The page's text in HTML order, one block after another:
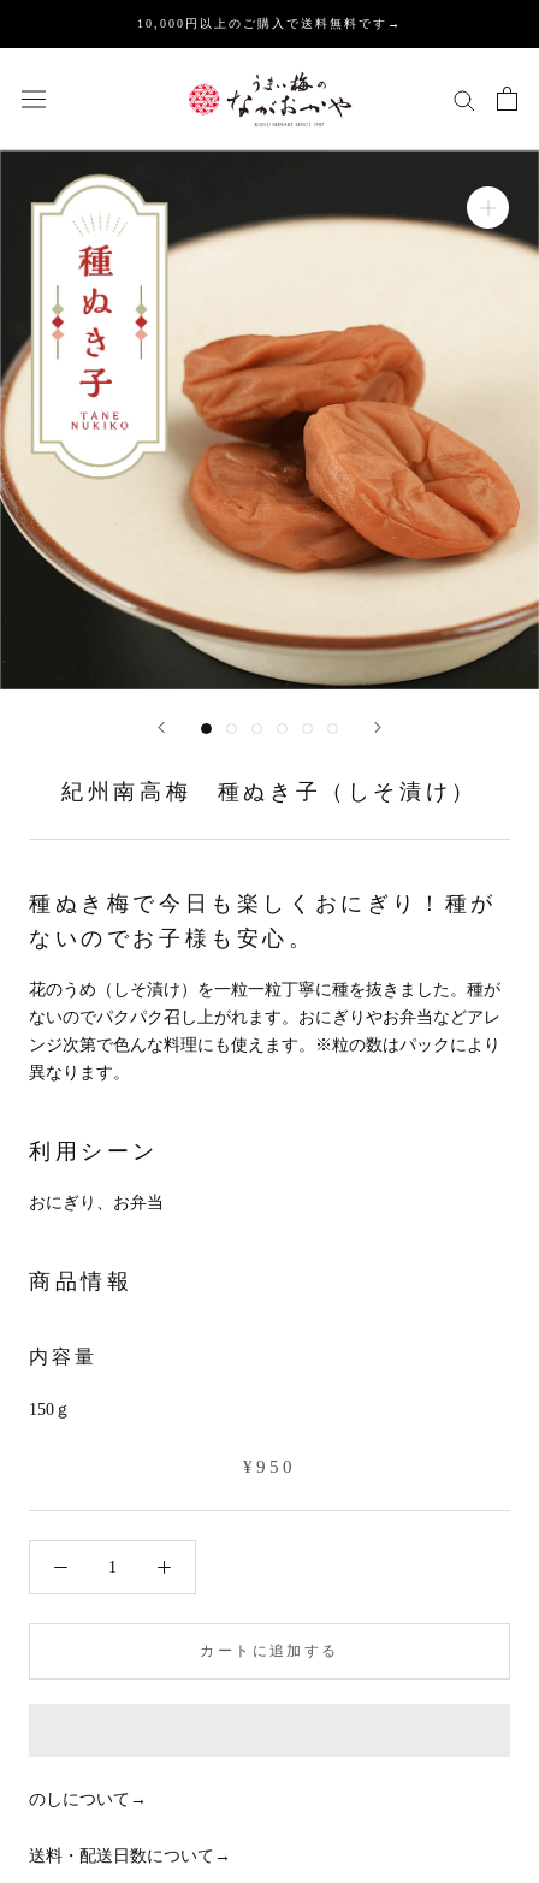
て
動
す
る
10,000円以上のご購入で送料無料です→
紀州南高梅 種ぬき子（しそ漬け）
種ぬき梅で今日も楽しくおにぎり！種が
ないのでお子様も安心。
花のうめ（しそ漬け）を一粒一粒丁寧に種を抜きました。種が
ないのでパクパク召し上がれます。おにぎりやお弁当などアレ
ンジ次第で色んな料理にも使えます。※粒の数はパックにより
異なります。
利用シーン
おにぎり、お弁当
商品情報
内容量
150ｇ
¥950
カートに追加する
のしについて→
送料・配送日数について→